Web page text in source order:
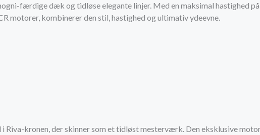
færdige dæk og tidløse elegante linjer. Med en maksimal hastighed
motorer, kombinerer den stil, hastighed og ultimativ ydeevne.
i Riva-kronen, der skinner som et tidløst mesterværk. Den eksklusive